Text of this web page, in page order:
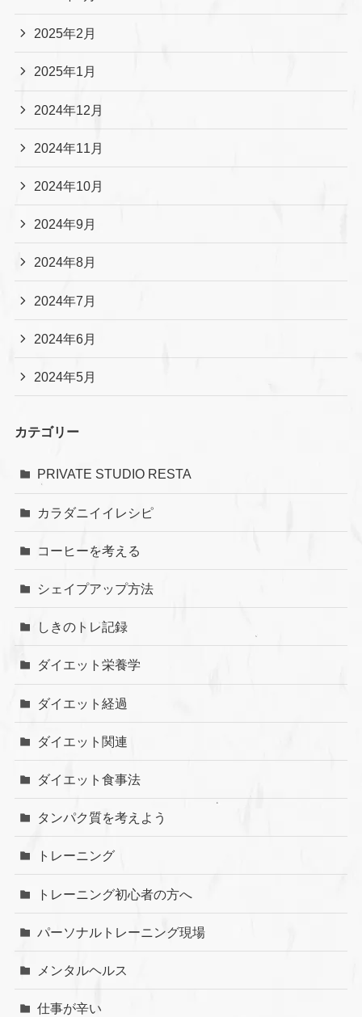
2025年2月
2025年1月
2024年12月
2024年11月
2024年10月
2024年9月
2024年8月
2024年7月
2024年6月
2024年5月
カテゴリー
PRIVATE STUDIO RESTA
カラダニイイレシピ
コーヒーを考える
シェイプアップ方法
しきのトレ記録
ダイエット栄養学
ダイエット経過
ダイエット関連
ダイエット食事法
タンパク質を考えよう
トレーニング
トレーニング初心者の方へ
パーソナルトレーニング現場
メンタルヘルス
仕事が辛い